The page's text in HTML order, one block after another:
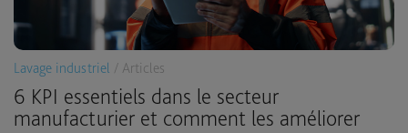
Lavage industriel / Articles
6 KPI essentiels dans le secteur
manufacturier et comment les améliorer